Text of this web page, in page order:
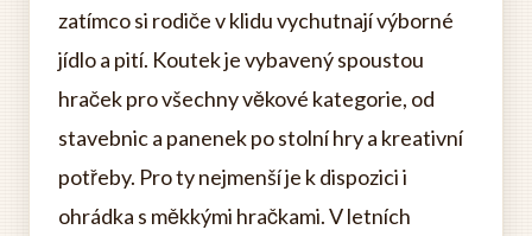
zatímco si rodiče v klidu vychutnají výborné
jídlo a pití. Koutek je vybavený spoustou
hraček pro všechny věkové kategorie, od
stavebnic a panenek po stolní hry a kreativní
potřeby. Pro ty nejmenší je k dispozici i
ohrádka s měkkými hračkami. V letních